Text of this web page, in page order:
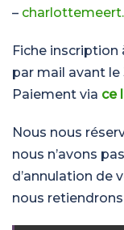
–
Fiche inscription
par mail avant le
Paiement via ce
Nous nous
nous n’avons
d’annulation de
nous retiendrons